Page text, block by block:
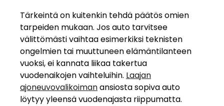
Tärkeintä on kuitenkin tehdä päätös omien
tarpeiden mukaan. Jos auto tarvitsee
välittömästi vaihtaa esimerkiksi teknisten
ongelmien tai muuttuneen elämäntilanteen
vuoksi, ei kannata liikaa takertua
vuodenaikojen vaihteluihin. Laajan
ajoneuvovalikoimanansiosta sopiva auto
löytyy yleensä vuodenajasta riippumatta.